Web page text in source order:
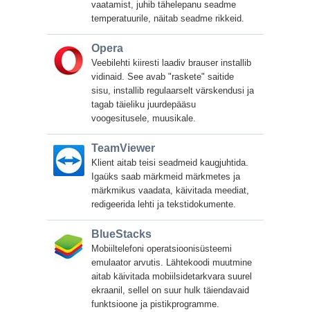
vaatamist, juhib tähelepanu seadme
temperatuurile, näitab seadme rikkeid.
Opera
Veebilehti kiiresti laadiv brauser installib
vidinaid. See avab "raskete" saitide
sisu, installib regulaarselt värskendusi ja
tagab täieliku juurdepääsu
voogesitusele, muusikale.
TeamViewer
Klient aitab teisi seadmeid kaugjuhtida.
Igaüks saab märkmeid märkmetes ja
märkmikus vaadata, käivitada meediat,
redigeerida lehti ja tekstidokumente.
BlueStacks
Mobiiltelefoni operatsioonisüsteemi
emulaator arvutis. Lähtekoodi muutmine
aitab käivitada mobiilsidetarkvara suurel
ekraanil, sellel on suur hulk täiendavaid
funktsioone ja pistikprogramme.